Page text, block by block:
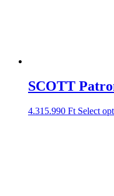
SCOTT
4.315.990 Ft Select